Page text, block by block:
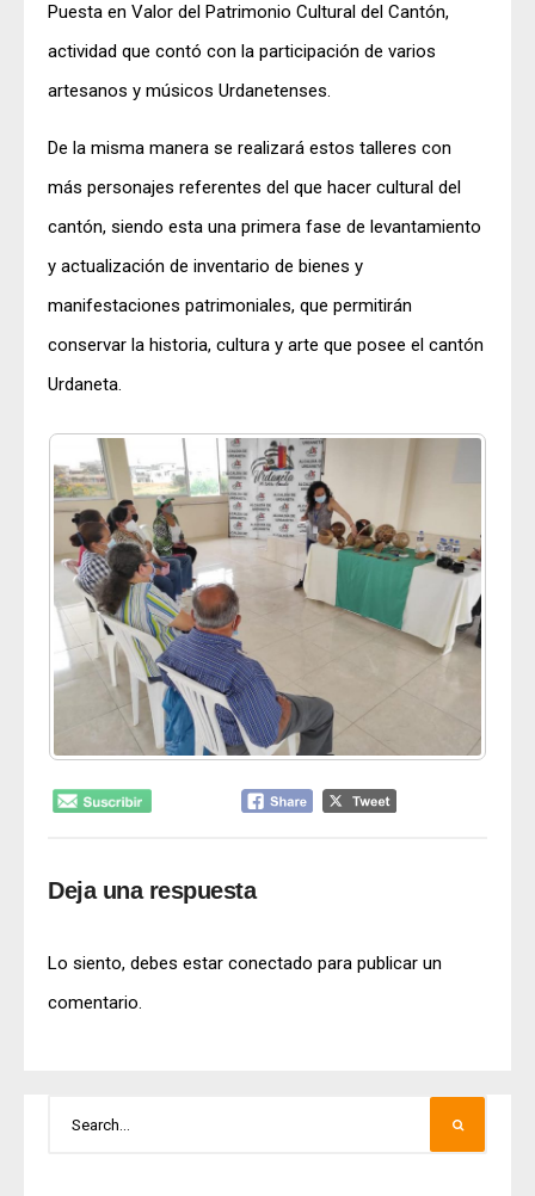
Puesta en Valor del Patrimonio Cultural del Cantón,
actividad que contó con la participación de varios
artesanos y músicos Urdanetenses.
De la misma manera se realizará estos talleres con
más personajes referentes del que hacer cultural del
cantón, siendo esta una primera fase de levantamiento
y actualización de inventario de bienes y
manifestaciones patrimoniales, que permitirán
conservar la historia, cultura y arte que posee el cantón
Urdaneta.
Deja una respuesta
Lo siento, debes estar conectado para publicar un
comentario.